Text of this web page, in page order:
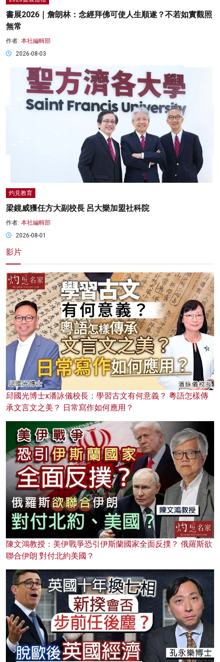
書展2026｜詹朗林：念經拜佛可使人生順遂？不若如實觀照
無常
作者: 本社編輯部
2026-08-03
灼見教育
梁鏡威獲任方大副校長 呂大樂加盟社科院
作者: 本社編輯部
2026-08-01
影片
邱國光博士x潘詠儀校長：學習古文有何意義？ 粵語怎樣傳
承文言文之美？ 日常寫作如何應用？
陳文鴻教授：美伊戰爭恐引伊斯蘭國家全面反撲？ 俄羅斯欲
聯合伊朗 對付北約美國？